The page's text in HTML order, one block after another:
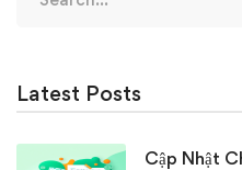
for:
Latest Posts
Cập Nhật